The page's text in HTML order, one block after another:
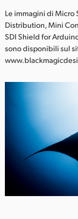
Le immagini di Micro
Distribution, Mini
SDI Shield for
sono disponibili sul